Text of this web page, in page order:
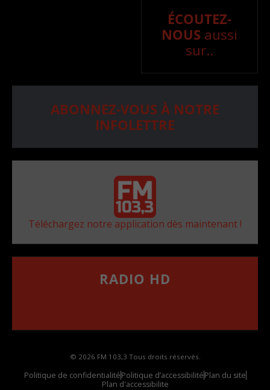
ÉCOUTEZ-
NOUS aussi
sur..
ABONNEZ-VOUS À NOTRE
INFOLETTRE
Téléchargez notre application dès maintenant !
RADIO HD
© 2026 FM 103,3 Tous droits réservés.
Politique de confidentialitéPolitique d’accessibilitéPlan du site
Plan d'accessibilite